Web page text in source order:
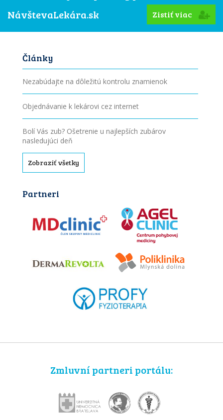
NávštevaLekára.sk
Zistiť viac
Články
Nezabúdajte na dôležitú kontrolu znamienok
Objednávanie k lekárovi cez internet
Bolí Vás zub? Ošetrenie u najlepších zubárov
nasledujúci deň
Zobraziť všetky
Partneri
Zmluvní partneri portálu: